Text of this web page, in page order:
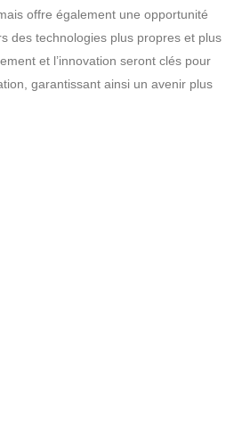
offre également une opportunité
des technologies plus propres et plus
et l’innovation seront clés pour
garantissant ainsi un avenir plus